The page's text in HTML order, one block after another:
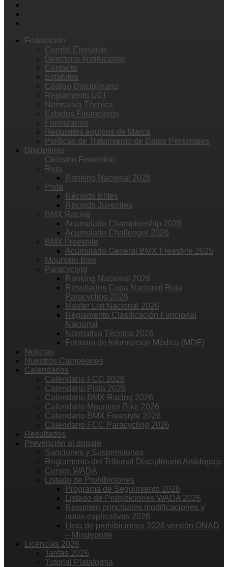
Federación
Comité Ejecutivo
Directorio Institucional
Contacto
Estatutos
Código Disciplinario
Reglamento UCI
Normativa Técnica
Estados Financieros
Formularios
Requisitos equipos de Marca
Políticas de Tratamiento de Datos Personales
Disciplinas
Ciclismo Femenino
Ruta
Ranking Nacional 2026
Pista
Récords Élites
Récords Juveniles
BMX Racing
Acumulado Championship 2026
Acumulado Challenger 2026
BMX Freestyle
Acumulado General BMX Freestyle 2025
Mountain Bike
Paracycling
Ranking Nacional 2026
Resultados Copa Nacional Ruta
Paracycling 2026
Master List Nacional 2026
Reglamento Clasificación Funcional
Nacional
Normativa Técnica 2026
Formato de Información Médica (MDF)
Noticias
Nuestros Campeones
Calendarios
Calendario FCC 2026
Calendario Pista 2026
Calendario BMX Racing 2026
Calendario Mountain Bike 2026
Calendario BMX Freestyle 2026
Calendario FCC Paracycling 2026
Resultados
Prevención al dopaje
Sanciones y Suspensiones
Reglamento del Tribunal Disciplinario Antidopaje
Cursos WADA
Listado de Prohibiciones
Programa de Seguimiento 2026
Listado de Prohibiciones WADA 2026
Resumen principales modificaciones y
notas explicativas 2026
Lista de prohibiciones 2026 versión ONAD
– Mindeporte
Licencias 2026
Tarifas 2026
Tutorial Plataforma